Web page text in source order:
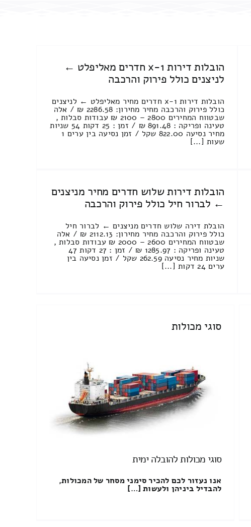
הובלות דירות 1-x חדרים מאליפלט ←
לניצנים כולל פירוק והרכבה
הובלות דירות 1-x חדרים מחיר מאליפלט ← לניצנים
כולל פירוק והרכבה מחיר מחירון: 2286.58 ₪ / אלה
שבטווח המחירים 2800 – 2100 ₪ עבודות סבלות ,
טעינה ופריקה : 891.48 ₪ / זמן : 25 דקות 54 שניות
מחיר נסיעה 822.00 שקל / זמן נסיעה בין ערים 1
שעות [...]
הובלות דירות שלוש חדרים מחיר מניצנים
← לברור חיל כולל פירוק והרכבה
הובלת דירה שלוש חדרים מניצנים ← לברור חיל
כולל פירוק והרכבה מחיר מחירון: 2112.13 ₪ / אלה
שבטווח המחירים 2600 – 2000 ₪ עבודות סבלות ,
טעינה ופריקה : 1285.97 ₪ / זמן : 27 דקות 47
שניות מחיר נסיעה 262.59 שקל / זמן נסיעה בין
ערים 24 דקות [...]
סוגי מכולות
סוגי מכולות להובלה ימית
אנו נעזור לכם להכיר סימני מסחר של המכולות,
להבדיל ביניהן ולעשות […]